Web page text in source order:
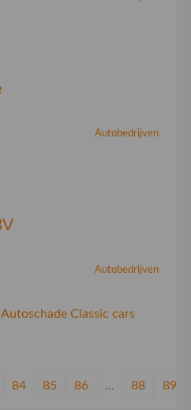
Autobedrijven
Autobedrijven
Classic cars
84 85 86 ... 88 89